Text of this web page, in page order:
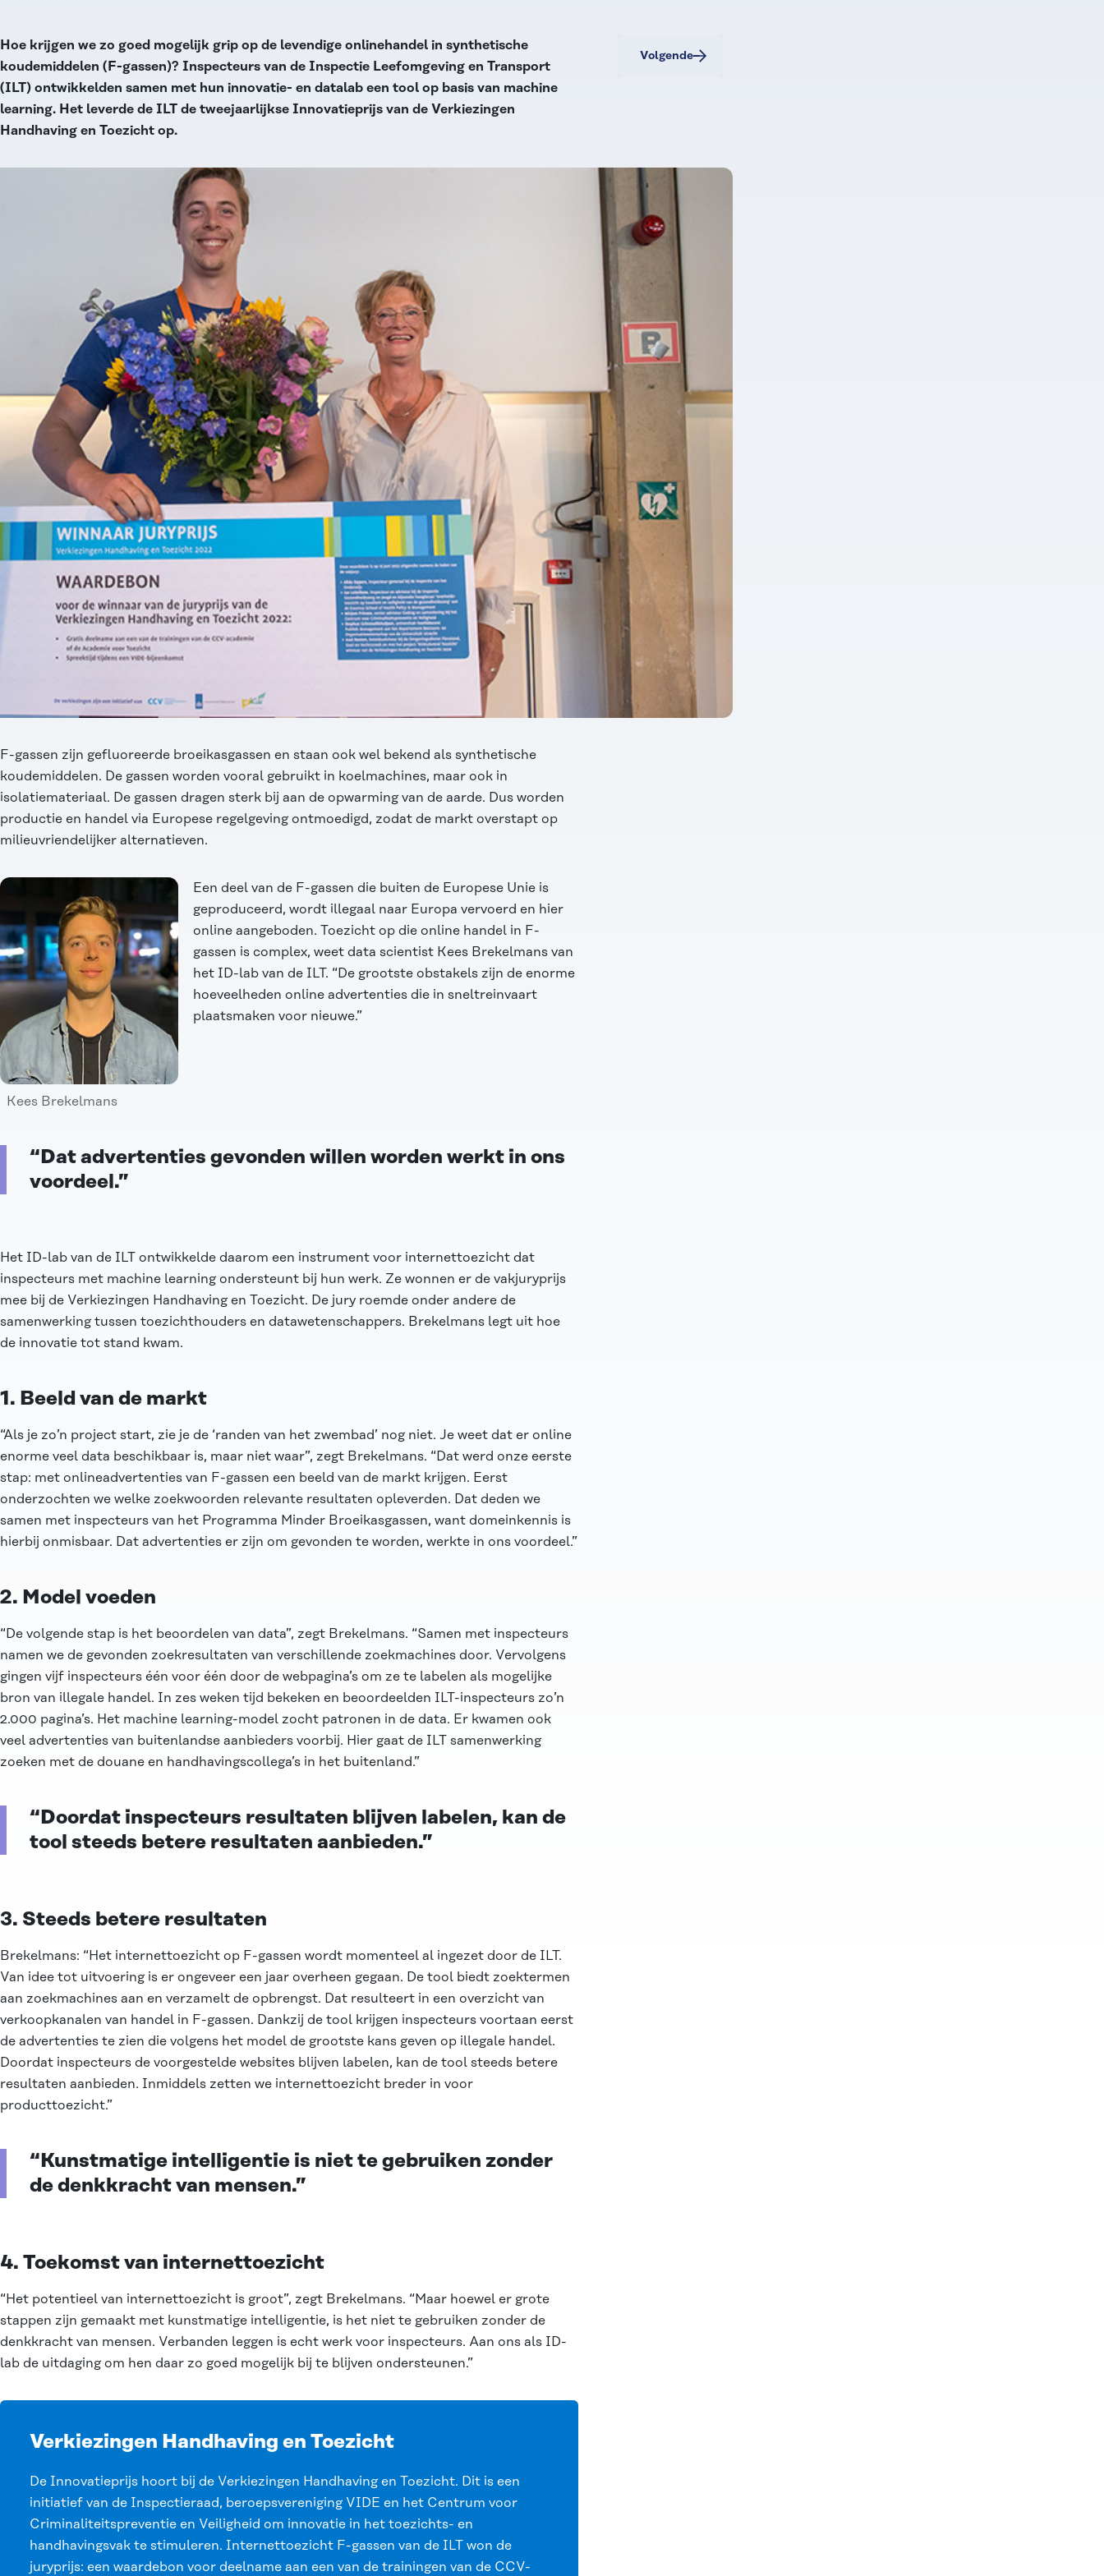
Volgende
Hoe krijgen we zo goed mogelijk grip op de levendige onlinehandel in synthetische
koudemiddelen (F-gassen)? Inspecteurs van de Inspectie Leefomgeving en Transport
(ILT) ontwikkelden samen met hun innovatie- en datalab een tool op basis van machine
learning. Het leverde de ILT de tweejaarlijkse Innovatieprijs van de Verkiezingen
Handhaving en Toezicht op.
F-gassen zijn gefluoreerde broeikasgassen en staan ook wel bekend als synthetische
koudemiddelen. De gassen worden vooral gebruikt in koelmachines, maar ook in
isolatiemateriaal. De gassen dragen sterk bij aan de opwarming van de aarde. Dus worden
productie en handel via Europese regelgeving ontmoedigd, zodat de markt overstapt op
milieuvriendelijker alternatieven.
Kees Brekelmans
Een deel van de F-gassen die buiten de Europese Unie is
geproduceerd, wordt illegaal naar Europa vervoerd en hier
online aangeboden. Toezicht op die online handel in F-
gassen is complex, weet data scientist Kees Brekelmans van
het ID-lab van de ILT. “De grootste obstakels zijn de enorme
hoeveelheden online advertenties die in sneltreinvaart
plaatsmaken voor nieuwe.”
“Dat advertenties gevonden willen worden werkt in ons
voordeel.”
Het ID-lab van de ILT ontwikkelde daarom een instrument voor internettoezicht dat
inspecteurs met machine learning ondersteunt bij hun werk. Ze wonnen er de vakjuryprijs
mee bij de Verkiezingen Handhaving en Toezicht. De jury roemde onder andere de
samenwerking tussen toezichthouders en datawetenschappers. Brekelmans legt uit hoe
de innovatie tot stand kwam.
1. Beeld van de markt
“Als je zo’n project start, zie je de ‘randen van het zwembad’ nog niet. Je weet dat er online
enorme veel data beschikbaar is, maar niet waar”, zegt Brekelmans. “Dat werd onze eerste
stap: met onlineadvertenties van F-gassen een beeld van de markt krijgen. Eerst
onderzochten we welke zoekwoorden relevante resultaten opleverden. Dat deden we
samen met inspecteurs van het Programma Minder Broeikasgassen, want domeinkennis is
hierbij onmisbaar. Dat advertenties er zijn om gevonden te worden, werkte in ons voordeel.”
2. Model voeden
“De volgende stap is het beoordelen van data”, zegt Brekelmans. “Samen met inspecteurs
namen we de gevonden zoekresultaten van verschillende zoekmachines door. Vervolgens
gingen vijf inspecteurs één voor één door de webpagina’s om ze te labelen als mogelijke
bron van illegale handel. In zes weken tijd bekeken en beoordeelden ILT-inspecteurs zo’n
2.000 pagina’s. Het machine learning-model zocht patronen in de data. Er kwamen ook
veel advertenties van buitenlandse aanbieders voorbij. Hier gaat de ILT samenwerking
zoeken met de douane en handhavingscollega’s in het buitenland.”
“Doordat inspecteurs resultaten blijven labelen, kan de
tool steeds betere resultaten aanbieden.”
3. Steeds betere resultaten
Brekelmans: “Het internettoezicht op F-gassen wordt momenteel al ingezet door de ILT.
Van idee tot uitvoering is er ongeveer een jaar overheen gegaan. De tool biedt zoektermen
aan zoekmachines aan en verzamelt de opbrengst. Dat resulteert in een overzicht van
verkoopkanalen van handel in F-gassen. Dankzij de tool krijgen inspecteurs voortaan eerst
de advertenties te zien die volgens het model de grootste kans geven op illegale handel.
Doordat inspecteurs de voorgestelde websites blijven labelen, kan de tool steeds betere
resultaten aanbieden. Inmiddels zetten we internettoezicht breder in voor
producttoezicht.”
“Kunstmatige intelligentie is niet te gebruiken zonder
de denkkracht van mensen.”
4. Toekomst van internettoezicht
“Het potentieel van internettoezicht is groot”, zegt Brekelmans. “Maar hoewel er grote
stappen zijn gemaakt met kunstmatige intelligentie, is het niet te gebruiken zonder de
denkkracht van mensen. Verbanden leggen is echt werk voor inspecteurs. Aan ons als ID-
lab de uitdaging om hen daar zo goed mogelijk bij te blijven ondersteunen.”
Verkiezingen Handhaving en Toezicht
De Innovatieprijs hoort bij de Verkiezingen Handhaving en Toezicht. Dit is een
initiatief van de Inspectieraad, beroepsvereniging VIDE en het Centrum voor
Criminaliteitspreventie en Veiligheid om innovatie in het toezichts- en
handhavingsvak te stimuleren. Internettoezicht F-gassen van de ILT won de
juryprijs: een waardebon voor deelname aan een van de trainingen van de CCV-